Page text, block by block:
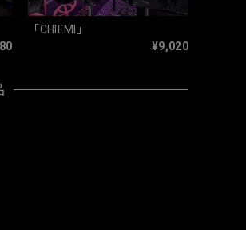
「CHIEMI」
¥9,020